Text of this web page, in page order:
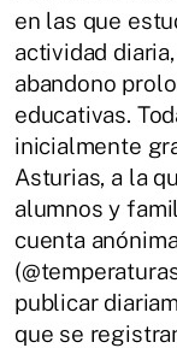
en las que
actividad
abandono
educativas.
inicialmente
Asturias, a la
alumnos y
cuenta
publicar
que se